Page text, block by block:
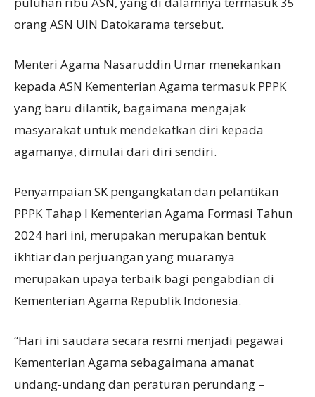
orang ASN UIN Datokarama tersebut.
Menteri Agama Nasaruddin Umar menekankan
kepada ASN Kementerian Agama termasuk PPPK
yang baru dilantik, bagaimana mengajak
masyarakat untuk mendekatkan diri kepada
agamanya, dimulai dari diri sendiri.
Penyampaian SK pengangkatan dan pelantikan
PPPK Tahap I Kementerian Agama Formasi Tahun
2024 hari ini, merupakan merupakan bentuk
ikhtiar dan perjuangan yang muaranya
merupakan upaya terbaik bagi pengabdian di
Kementerian Agama Republik Indonesia.
“Hari ini saudara secara resmi menjadi pegawai
Kementerian Agama sebagaimana amanat
undang-undang dan peraturan perundang –